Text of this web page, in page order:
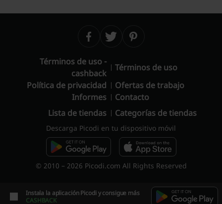
Instala la aplicación Picodi y consigue más
CASHBACK
Términos de uso -
cashback
Términos de uso
Política de privacidad
Ofertas de trabajo
Informes
Contacto
Lista de tiendas
Categorías de tiendas
Descarga Picodi en tu dispositivo móvil
© 2010 – 2026 Picodi.com All Rights Reserved